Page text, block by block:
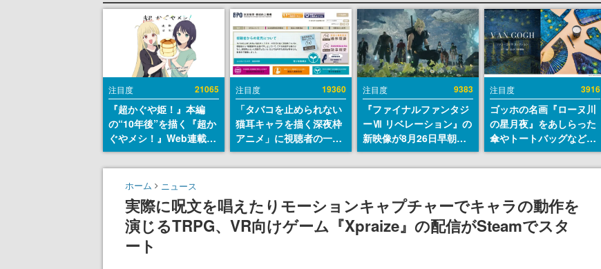
注目度 21065
『超かぐや姫！』本編
の“10年後”を描く『超か
ぐやメシ！』Web連載決
定。新たなWebマンガレ
ーベル「ビビビコミッ
ク」にて特別話が掲載ス
タート、あのお話には…
まだ続きがある！
注目度 19360
「タバコを止められない
猫耳キャラを描く深夜枠
アニメ」に視聴者の一部
から批判意見。違法薬物
の使用と思しき描写も含
す
注目度 9383
『ファイナルファンタジ
ーⅦ リベレーション』の
新映像が8月26日早朝に
公開へ。『FF7』リメイ
クシリーズの完結編、
ニングナイトライブにて
ディレクターの浜口直樹
氏が登壇する予定
注目度 3916
ゴッホの名画『ローヌ川
の星月夜』をあしらった
傘やトートバッグなどが
登場。8月7日21時より2
日間限定で予約販売
ホーム ニュース
実際に呪文を唱えたりモーションキャプチャーでキャラの動作を
演じるTRPG、VR向けゲーム『Xpraize』の配信がSteamでスタ
ート